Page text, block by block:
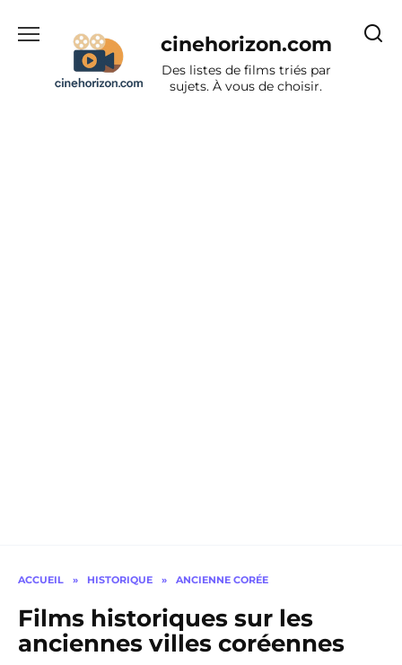
cinehorizon.com
Des listes de films triés par
sujets. À vous de choisir.
ACCUEIL » HISTORIQUE » ANCIENNE CORÉE
Films historiques sur les
anciennes villes coréennes